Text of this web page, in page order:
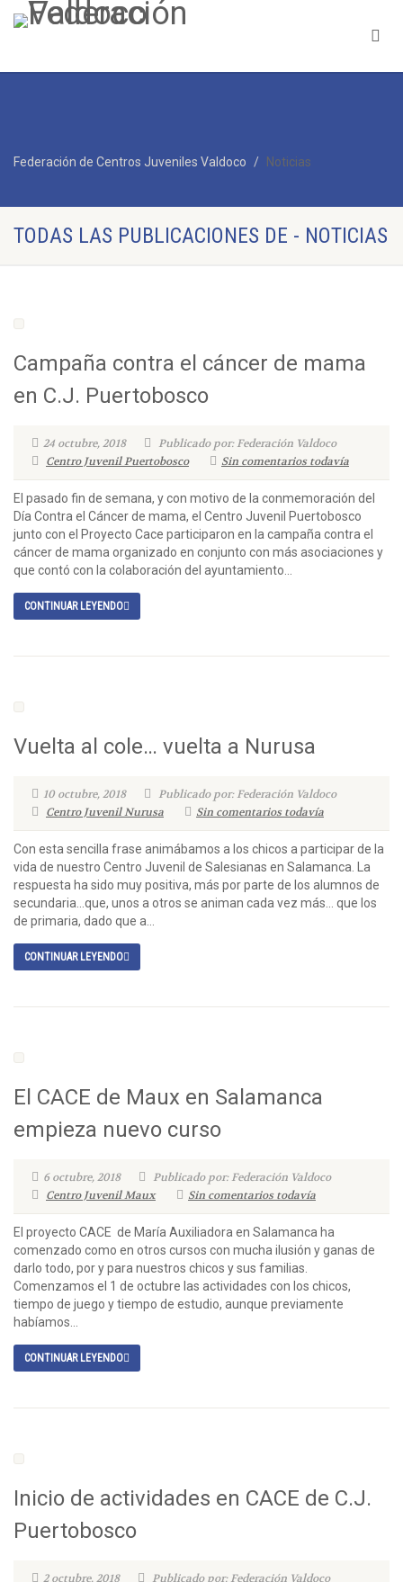
Federación de Centros Juveniles Valdoco Noticias
TODAS LAS PUBLICACIONES DE - NOTICIAS
Campaña contra el cáncer de mama
en C.J. Puertobosco
24 octubre, 2018
Publicado por: Federación Valdoco
Centro Juvenil Puertobosco
Sin comentarios todavía
El pasado fin de semana, y con motivo de la conmemoración del
Día Contra el Cáncer de mama, el Centro Juvenil Puertobosco
junto con el Proyecto Cace participaron en la campaña contra el
cáncer de mama organizado en conjunto con más asociaciones y
que contó con la colaboración del ayuntamiento...
CONTINUAR LEYENDO
Vuelta al cole… vuelta a Nurusa
10 octubre, 2018
Publicado por: Federación Valdoco
Centro Juvenil Nurusa
Sin comentarios todavía
Con esta sencilla frase animábamos a los chicos a participar de la
vida de nuestro Centro Juvenil de Salesianas en Salamanca. La
respuesta ha sido muy positiva, más por parte de los alumnos de
secundaria…que, unos a otros se animan cada vez más… que los
de primaria, dado que a...
CONTINUAR LEYENDO
El CACE de Maux en Salamanca
empieza nuevo curso
6 octubre, 2018
Publicado por: Federación Valdoco
Centro Juvenil Maux
Sin comentarios todavía
El proyecto CACE de María Auxiliadora en Salamanca ha
comenzado como en otros cursos con mucha ilusión y ganas de
darlo todo, por y para nuestros chicos y sus familias.
Comenzamos el 1 de octubre las actividades con los chicos,
tiempo de juego y tiempo de estudio, aunque previamente
habíamos...
CONTINUAR LEYENDO
Inicio de actividades en CACE de C.J.
Puertobosco
2 octubre, 2018
Publicado por: Federación Valdoco